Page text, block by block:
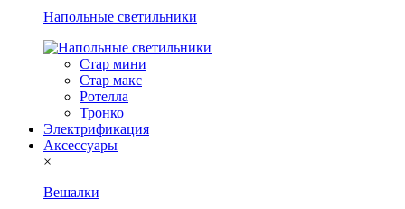
Напольные светильники
Стар мини
Стар макс
Ротелла
Тронко
Электрификация
Аксессуары
×
Вешалки